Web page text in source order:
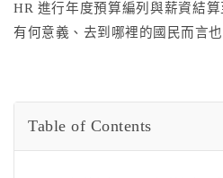
HR 進行年度預算編列與薪資結
有何意義、去到哪裡的國民而言
Table of Contents